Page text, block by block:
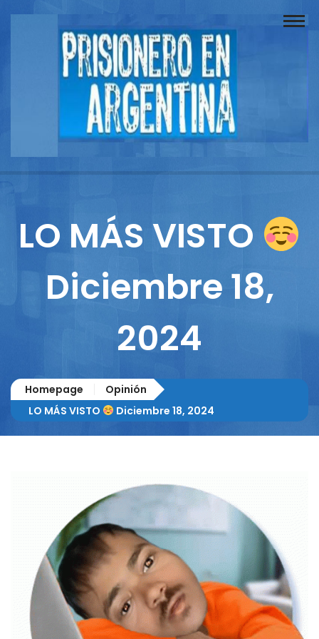
Buscador
Documentos
Reportajes
Columnistas
LO MÁS VISTO
Diciembre 18,
2024
Homepage
Opinión
LO MÁS VISTO
Diciembre 18, 2024